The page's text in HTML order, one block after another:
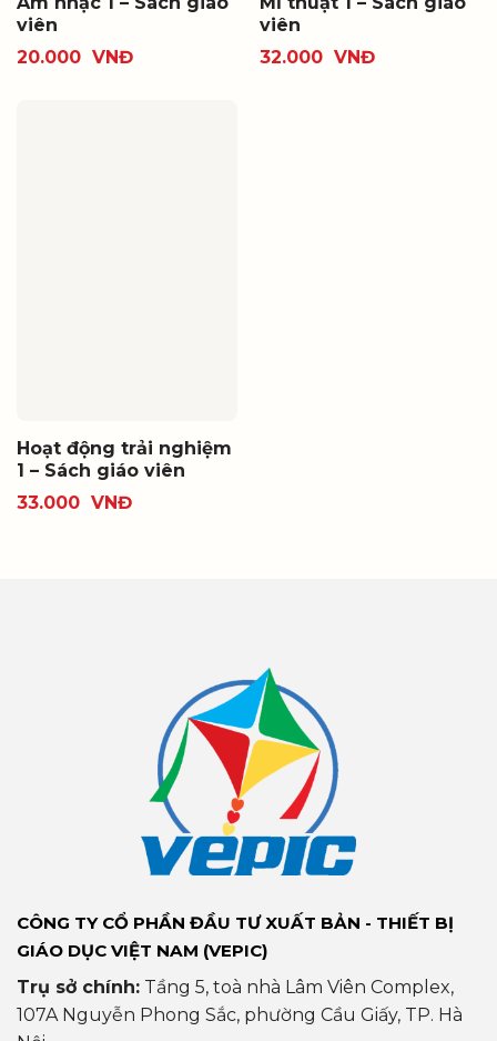
viên
20.000 VNĐ
viên
32.000 VNĐ
Hoạt động trải nghiệm
1 – Sách giáo viên
33.000 VNĐ
CÔNG TY CỔ PHẦN ĐẦU TƯ XUẤT BẢN - THIẾT BỊ
GIÁO DỤC VIỆT NAM (VEPIC)
Trụ sở chính: Tầng 5, toà nhà Lâm Viên Complex,
107A Nguyễn Phong Sắc, phường Cầu Giấy, TP. Hà